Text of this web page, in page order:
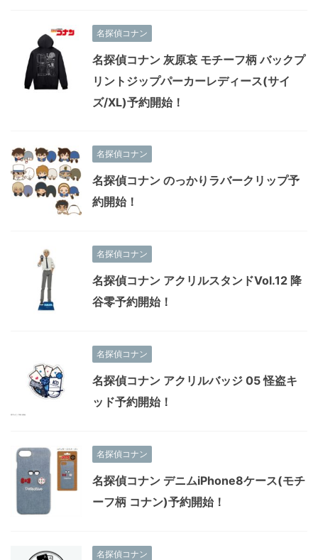
名探偵コナン
名探偵コナン 灰原哀 モチーフ柄 バックプ
リントジップパーカーレディース(サイ
ズ/XL)予約開始！
名探偵コナン
名探偵コナン のっかりラバークリップ予
約開始！
名探偵コナン
名探偵コナン アクリルスタンドVol.12 降
谷零予約開始！
名探偵コナン
名探偵コナン アクリルバッジ 05 怪盗キ
ッド予約開始！
名探偵コナン
名探偵コナン デニムiPhone8ケース(モチ
ーフ柄 コナン)予約開始！
名探偵コナン